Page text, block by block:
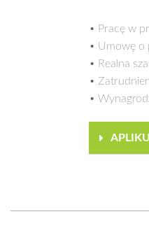
• Pracę w
• Umowę o
• Realna
•
•